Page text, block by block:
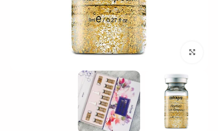
بزرگنمایی تصویر